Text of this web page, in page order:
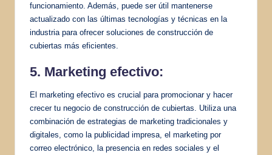
funcionamiento. Además, puede ser útil mantenerse
actualizado con las últimas tecnologías y técnicas en la
industria para ofrecer soluciones de construcción de
cubiertas más eficientes.
5. Marketing efectivo:
El marketing efectivo es crucial para promocionar y hacer
crecer tu negocio de construcción de cubiertas. Utiliza una
combinación de estrategias de marketing tradicionales y
digitales, como la publicidad impresa, el marketing por
correo electrónico, la presencia en redes sociales y el